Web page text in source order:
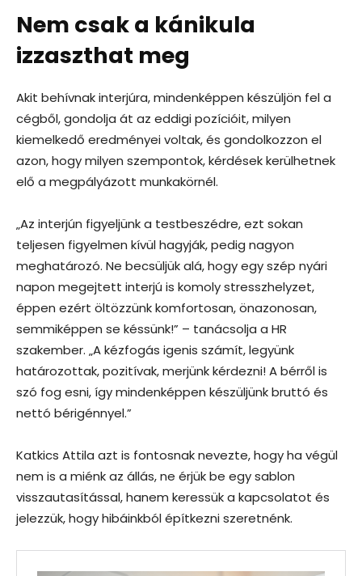
Nem csak a kánikula
izzaszthat meg
Akit behívnak interjúra, mindenképpen készüljön fel a
cégből, gondolja át az eddigi pozícióit, milyen
kiemelkedő eredményei voltak, és gondolkozzon el
azon, hogy milyen szempontok, kérdések kerülhetnek
elő a megpályázott munkakörnél.
„Az interjún figyeljünk a testbeszédre, ezt sokan
teljesen figyelmen kívül hagyják, pedig nagyon
meghatározó. Ne becsüljük alá, hogy egy szép nyári
napon megejtett interjú is komoly stresszhelyzet,
éppen ezért öltözzünk komfortosan, önazonosan,
semmiképpen se késsünk!” – tanácsolja a HR
szakember. „A kézfogás igenis számít, legyünk
határozottak, pozitívak, merjünk kérdezni! A bérről is
szó fog esni, így mindenképpen készüljünk bruttó és
nettó bérigénnyel.”
Katkics Attila azt is fontosnak nevezte, hogy ha végül
nem is a miénk az állás, ne érjük be egy sablon
visszautasítással, hanem keressük a kapcsolatot és
jelezzük, hogy hibáinkból építkezni szeretnénk.